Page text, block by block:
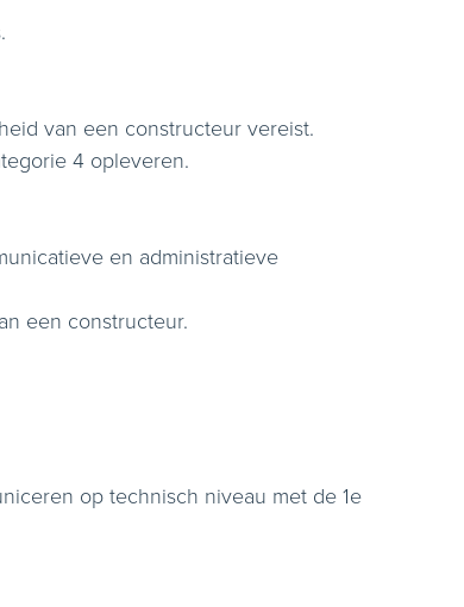
van een constructeur vereist.
4 opleveren.
en administratieve
een constructeur.
op technisch niveau met de 1e